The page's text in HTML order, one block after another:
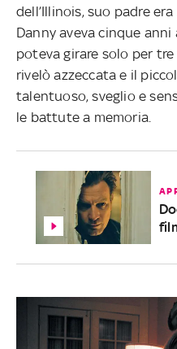
dell’Illinois, suo padre
Danny aveva cinque
poteva girare solo per
rivelò azzeccata e il
talentuoso, sveglio e
le battute a memoria.